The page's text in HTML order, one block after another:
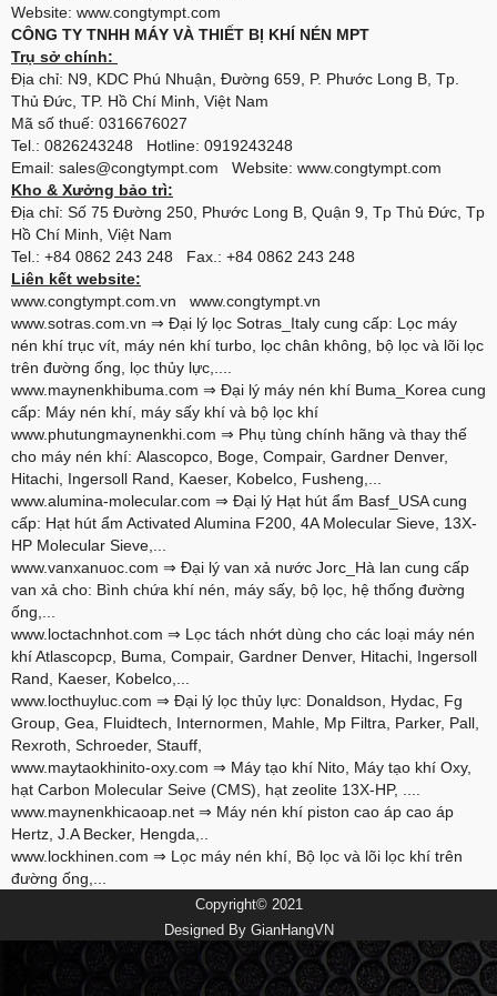
Website: www.congtympt.com
CÔNG TY TNHH MÁY VÀ THIẾT BỊ KHÍ NÉN MPT
Trụ sở chính:
Địa chỉ: N9, KDC Phú Nhuận, Đường 659, P. Phước Long B, Tp.
Thủ Đức, TP. Hồ Chí Minh, Việt Nam
Mã số thuế: 0316676027
Tel.: 0826243248 Hotline: 0919243248
Email: sales@congtympt.com Website: www.congtympt.com
Kho & Xưởng bảo trì:
Địa chỉ: Số 75 Đường 250, Phước Long B, Quận 9, Tp Thủ Đức, Tp
Hồ Chí Minh, Việt Nam
Tel.: +84 0862 243 248 Fax.: +84 0862 243 248
Liên kết website:
www.congtympt.com.vn
www.congtympt.vn
www.sotras.com.vn ⇒ Đại lý lọc Sotras_Italy cung cấp: Lọc máy
nén khí trục vít, máy nén khí turbo, lọc chân không, bộ lọc và lõi lọc
trên đường ống, lọc thủy lực,....
www.maynenkhibuma.com ⇒ Đại lý máy nén khí Buma_Korea cung
cấp: Máy nén khí, máy sấy khí và bộ lọc khí
www.phutungmaynenkhi.com ⇒ Phụ tùng chính hãng và thay thế
cho máy nén khí: Alascopco, Boge, Compair, Gardner Denver,
Hitachi, Ingersoll Rand, Kaeser, Kobelco, Fusheng,...
www.alumina-molecular.com ⇒ Đại lý Hạt hút ẩm Basf_USA cung
cấp: Hạt hút ẩm Activated Alumina F200, 4A Molecular Sieve, 13X-
HP Molecular Sieve,...
www.vanxanuoc.com ⇒ Đại lý van xả nước Jorc_Hà lan cung cấp
van xả cho: Bình chứa khí nén, máy sấy, bộ lọc, hệ thống đường
ống,...
www.loctachnhot.com ⇒ Lọc tách nhớt dùng cho các loại máy nén
khí Atlascopcp, Buma, Compair, Gardner Denver, Hitachi, Ingersoll
Rand, Kaeser, Kobelco,...
www.locthuyluc.com ⇒ Đại lý lọc thủy lực: Donaldson, Hydac, Fg
Group, Gea, Fluidtech, Internormen, Mahle, Mp Filtra, Parker, Pall,
Rexroth, Schroeder, Stauff,
www.maytaokhinito-oxy.com ⇒ Máy tạo khí Nito, Máy tạo khí Oxy,
hạt Carbon Molecular Seive (CMS), hạt zeolite 13X-HP, ....
www.maynenkhicaoap.net ⇒ Máy nén khí piston cao áp cao áp
Hertz, J.A Becker, Hengda,..
www.lockhinen.com ⇒ Lọc máy nén khí, Bộ lọc và lõi lọc khí trên
đường ống,...
Copyright© 2021
Designed By GianHangVN